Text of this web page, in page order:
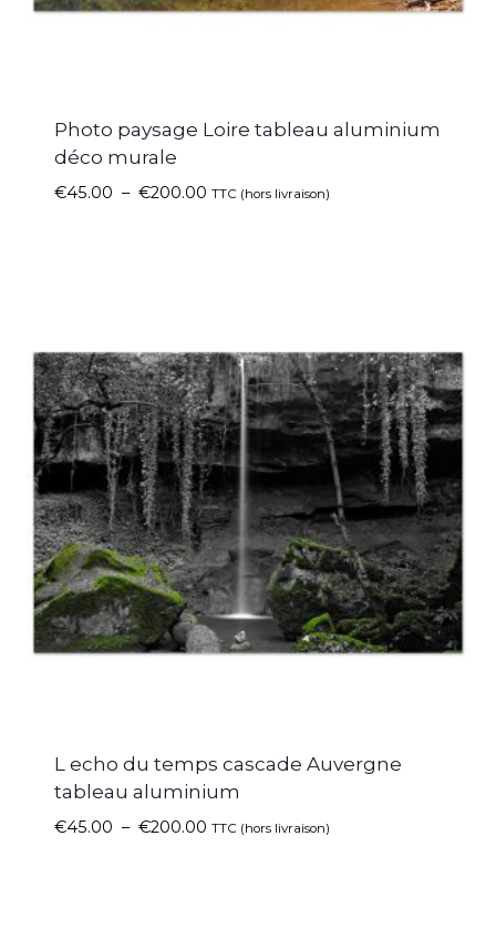
Photo paysage Loire tableau aluminium
déco murale
€45.00 – €200.00 TTC (hors livraison)
L echo du temps cascade Auvergne
tableau aluminium
€45.00 – €200.00 TTC (hors livraison)